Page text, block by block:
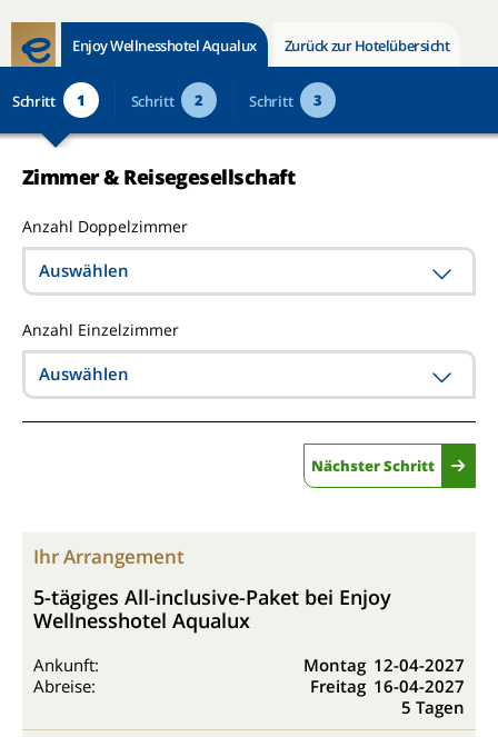
Enjoy Wellnesshotel Aqualux Zurück zur Hotelübersicht
Schritt 1 Schritt 2 Schritt 3
Zimmer & Reisegesellschaft
Anzahl Doppelzimmer
Auswählen
Anzahl Einzelzimmer
Auswählen
Nächster Schritt
Ihr Arrangement
5-tägiges All-inclusive-Paket bei Enjoy
Wellnesshotel Aqualux
Ankunft: Montag 12-04-2027
Abreise:
Freitag 16-04-2027
5 Tagen